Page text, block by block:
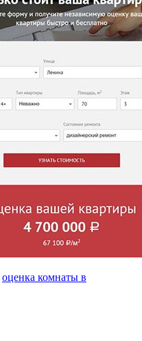
оценка комнаты в